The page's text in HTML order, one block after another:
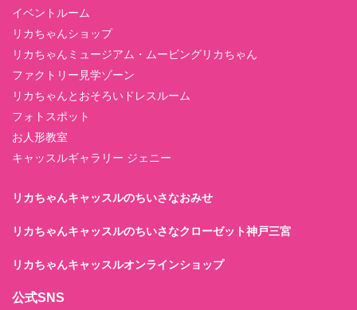
イベントルーム
リカちゃんショップ
リカちゃんミュージアム・ムービングリカちゃん
ファクトリー見学ゾーン
リカちゃんとおそろいドレスルーム
フォトスポット
お人形教室
キャッスルギャラリー ジェニー
リカちゃんキャッスルのちいさなおみせ
リカちゃんキャッスルのちいさなクローゼット神戸三宮
リカちゃんキャッスルオンラインショップ
公式SNS